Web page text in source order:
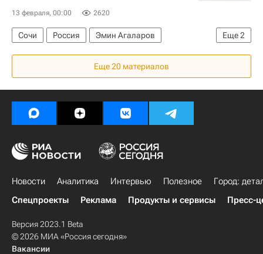
13 февраля, 00:00 2620
Еще2
Сочи Россия
Эмин Агаларов
Строительство
Инфраструктура
Еще 20 материалов
Новости Аналитика Интервью Полезное
Город:
Спецпроекты
Реклама Продукты и сервисы Пресс-
Версия 2023.1 Beta
© 2026 МИА «Россия сегодня»
Вакансии